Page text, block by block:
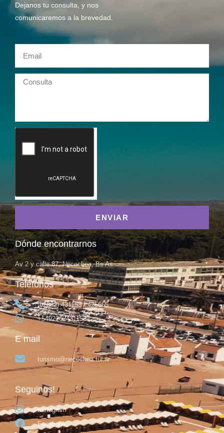
Dejanos tu consulta, y nos
comunicaremos a la brevedad.
ENVIAR
Dónde encontrarnos
Av 2 y calle 87, Necochea, Bs As
Teléfonos
(02262) 431153 / 425665
+5492262431153
E mail
turismo@necochea.tur.ar
Seguinos!
Instagram
Facebook